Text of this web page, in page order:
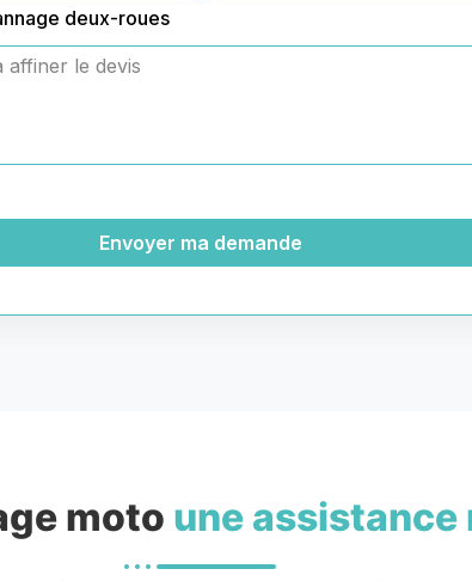
deux-roues
Envoyer ma demande
moto une assistance